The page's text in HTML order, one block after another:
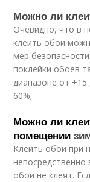
Можно ли
Очевидно, что в
клеить обои
мер
поклейки обоев
диапазоне от
60%;
Можно ли
помещении
Клеить обои при
обои не клеят.